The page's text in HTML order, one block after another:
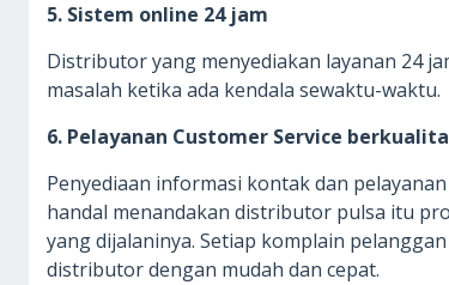
5. Sistem online 24 jam
Distributor yang menyediakan layanan 24
masalah ketika ada kendala sewaktu-waktu.
6. Pelayanan Customer Service
Penyediaan informasi kontak dan
handal menandakan distributor pulsa itu
yang dijalaninya. Setiap komplain
distributor dengan mudah dan cepat.